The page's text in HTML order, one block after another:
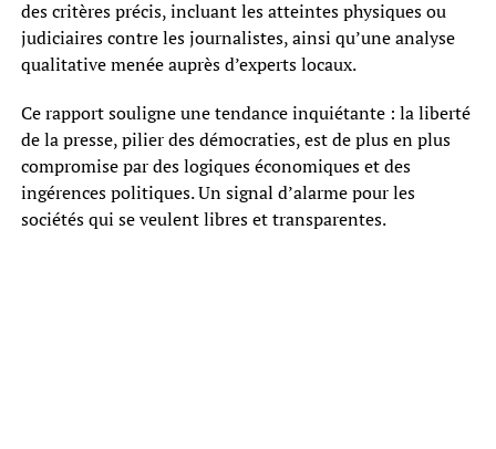
des critères précis, incluant les atteintes physiques ou
judiciaires contre les journalistes, ainsi qu’une analyse
qualitative menée auprès d’experts locaux.
Ce rapport souligne une tendance inquiétante : la liberté
de la presse, pilier des démocraties, est de plus en plus
compromise par des logiques économiques et des
ingérences politiques. Un signal d’alarme pour les
sociétés qui se veulent libres et transparentes.